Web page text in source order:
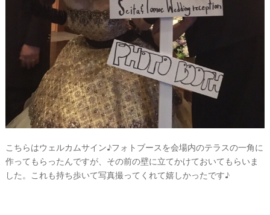
こちらはウェルカムサイン♪フォトブースを会場内のテラスの一角に
作ってもらったんですが、その前の壁に立てかけておいてもらいま
した。これも持ち歩いて写真撮ってくれて嬉しかったです♪